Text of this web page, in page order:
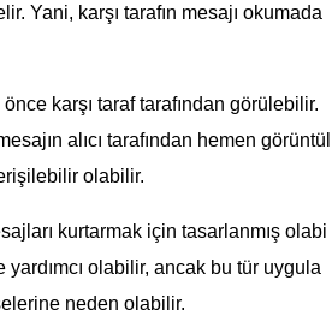
Yani, karşı tarafın mesajı okumada
karşı taraf tarafından görülebilir.
alıcı tarafından hemen görüntül
olabilir.
kurtarmak için tasarlanmış olabi
yardımcı olabilir, ancak bu tür uygula
neden olabilir.